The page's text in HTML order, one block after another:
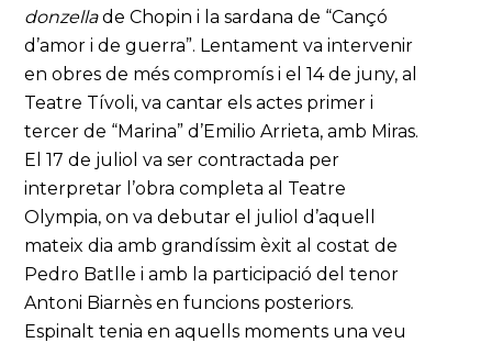
donzellade Chopin i la sardana de “Cançó
d’amor i de guerra”. Lentament va intervenir
en obres de més compromís i el 14 de juny, al
Teatre Tívoli, va cantar els actes primer i
tercer de “Marina” d’Emilio Arrieta, amb Miras.
El 17 de juliol va ser contractada per
interpretar l’obra completa al Teatre
Olympia, on va debutar el juliol d’aquell
mateix dia amb grandíssim èxit al costat de
Pedro Batlle i amb la participació del tenor
Antoni Biarnès en funcions posteriors.
Espinalt tenia en aquells moments una veu